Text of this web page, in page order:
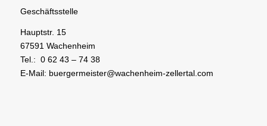
Geschäftsstelle
Hauptstr. 15
67591 Wachenheim
Tel.: 0 62 43 – 74 38
E-Mail: buergermeister@wachenheim-zellertal.com